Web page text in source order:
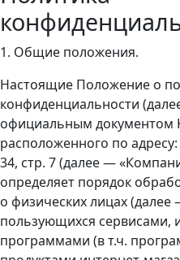
1. Общие положения.
Настоящие Положение о
конфиденциальности
официальным документом
расположенного по
34, стр. 7 (далее —
определяет порядок
о физических лицах
пользующихся сервисами,
программами (в т.ч.